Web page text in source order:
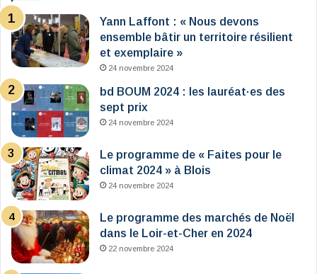
Yann Laffont : « Nous devons
ensemble bâtir un territoire résilient
et exemplaire »
24 novembre 2024
bd BOUM 2024 : les lauréat·es des
sept prix
24 novembre 2024
Le programme de « Faites pour le
climat 2024 » à Blois
24 novembre 2024
Le programme des marchés de Noël
dans le Loir-et-Cher en 2024
22 novembre 2024